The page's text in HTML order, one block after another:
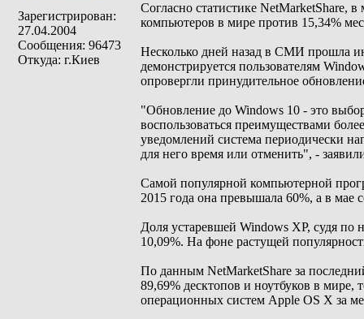
Зарегистрирован:
27.04.2004
Сообщения: 96473
Откуда: г.Киев
Согласно статистике NetMarketShare,
компьютеров в мире против 15,34%
Несколько дней назад в СМИ прошла
демонстрируется пользователям
опровергли принудительное
"Обновление до Windows 10 - это
воспользоваться преимуществами
уведомлений система периодически
для него время или отменить", -
Самой популярной компьютерной
2015 года она превышала 60%, а в мае
Доля устаревшей Windows XP, судя по
10,09%. На фоне растущей
По данным NetMarketShare за
89,69% десктопов и ноутбуков в мире,
операционных систем Apple OS X за